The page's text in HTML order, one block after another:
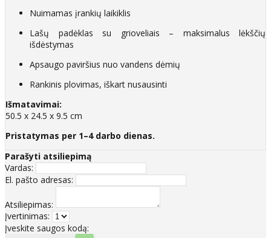
Nuimamas įrankių laikiklis
Lašų padėklas su grioveliais – maksimalus lėkščių
išdėstymas
Apsaugo paviršius nuo vandens dėmių
Rankinis plovimas, iškart nusausinti
Išmatavimai:
50.5 x 24.5 x 9.5 cm
Pristatymas per 1–4 darbo dienas.
Parašyti atsiliepimą
Vardas:
El. pašto adresas:
Atsiliepimas:
Įvertinimas:
Įveskite saugos kodą: